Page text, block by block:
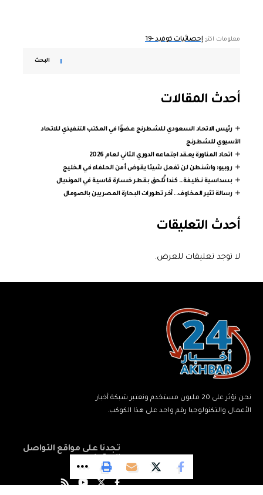
معلومات اكثر: إحصائيات كوفيد -19
البحث
أحدث المقالات
رئيس الاتحاد السعودي للشطرنج عضوًا في المكتب التنفيذي للاتحاد
الآسيوي للشطرنج
اتحاد المناورة يعقد اجتماعه الدوري الثاني لعام 2026
روبيو: واشنطن لن تفعل شيئا يقوض أمن الحلفاء في الخليج
بسداسية نظيفة.. كندا تُلحق بقطر خسارة قاسية في المونديال
رسالة تثير المخاوف.. آخر تطورات البحارة المصريين بالصومال
أحدث التعليقات
لا توجد تعليقات للعرض.
نحن نؤثر على 20 مليون مستخدم ونعتبر شبكة أخبار
الأعمال والتكنولوجيا رقم واحد على هذا الكوكب.
تجدنا على مواقع التواصل